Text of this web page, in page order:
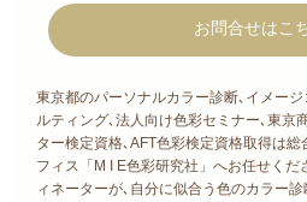
お問合せはこ
東京都のパーソナルカラー診断､イメー
ルティング､法人向け色彩セミナー､東京
ター検定資格､AFT色彩検定資格取得は
フィス「M I E色彩研究社」へお任せく
ィネーターが､自分に似合う色のカラー